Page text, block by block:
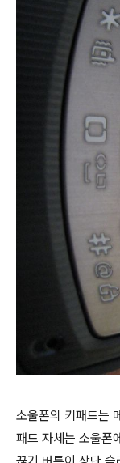
소울폰의 키패드는
패드 자체는 소울폰